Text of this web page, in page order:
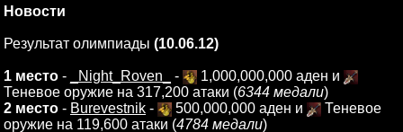
Новости
Результат олимпиады (10.06.12)
1 место - _Night_Roven_ -
1,000,000,000 аден и
Теневое оружие на 317,200 атаки (6344 медали)
2 место - Burevestnik - 500,000,000 аден и
Теневое
оружие на 119,600 атаки (4784 медали)